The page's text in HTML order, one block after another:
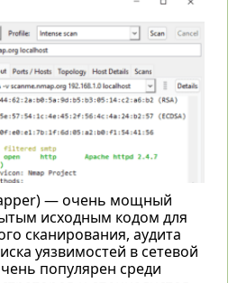
— очень мощный
исходным кодом для
сканирования, аудита
уязвимостей в сетевой
популярен среди